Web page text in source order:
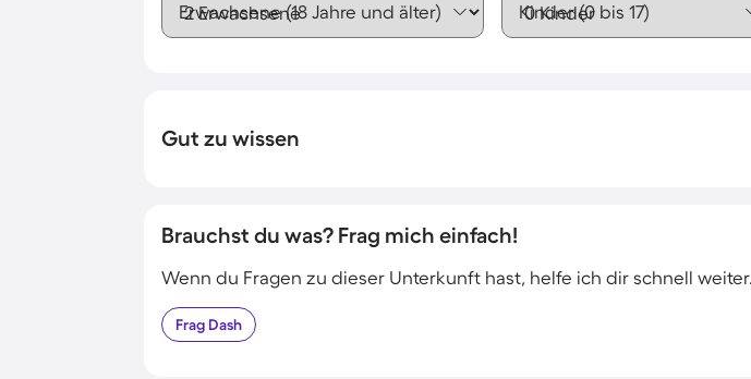
Erwachsene (18 Jahre und älter) Kinder (0 bis 17)
Gut zu wissen
Brauchst du was? Frag mich einfach!
Wenn du Fragen zu dieser Unterkunft hast, helfe ich dir schnell weiter.
FragDash